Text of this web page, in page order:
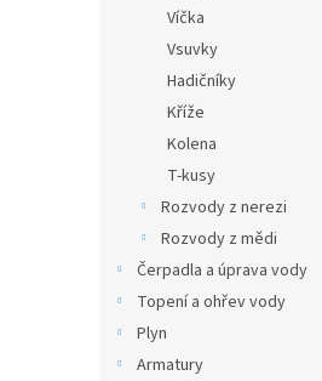
Víčka
Vsuvky
Hadičníky
Kříže
Kolena
T-kusy
Rozvody z nerezi
Rozvody z mědi
Čerpadla a úprava vody
Topení a ohřev vody
Plyn
Armatury